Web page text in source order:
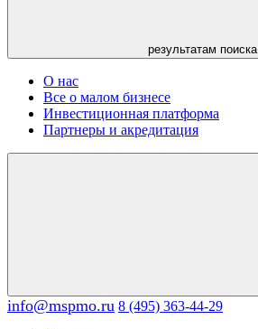
результатам поиска
О нас
Все о малом бизнесе
Инвестиционная платформа
Партнеры и акредитация
info@mspmo.ru 8 (495) 363-44-29